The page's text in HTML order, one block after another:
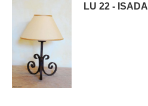
LU 22 - ISADA